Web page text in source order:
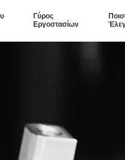
Γύρος
Εργοστασίων